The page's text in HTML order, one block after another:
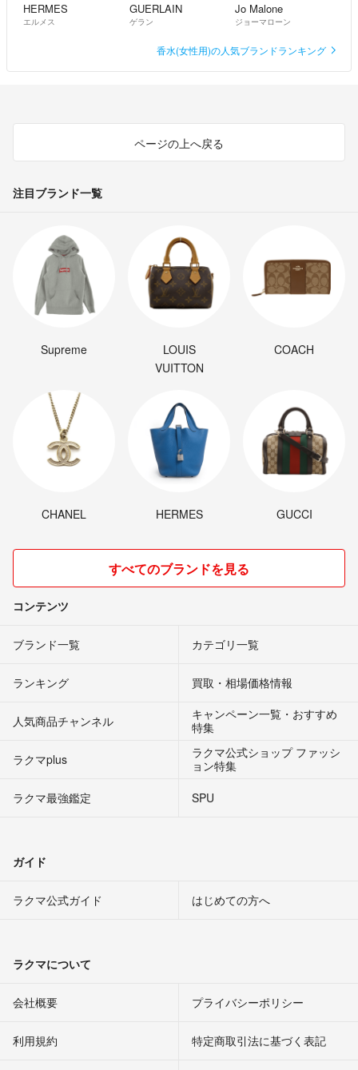
HERMES
エルメス
GUERLAIN
ゲラン
Jo Malone
ジョーマローン
香水(女性用)の人気ブランドランキング
ページの上へ戻る
注目ブランド一覧
Supreme
LOUIS
VUITTON
COACH
CHANEL HERMES GUCCI
すべてのブランドを見る
コンテンツ
ブランド一覧 カテゴリ一覧
ランキング 買取・相場価格情報
人気商品チャンネル
キャンペーン一覧・おすすめ
特集
ラクマplus
ラクマ公式ショップ ファッシ
ョン特集
ラクマ最強鑑定
SPU
ガイド
ラクマ公式ガイド はじめての方へ
ラクマについて
会社概要 プライバシーポリシー
利用規約 特定商取引法に基づく表記